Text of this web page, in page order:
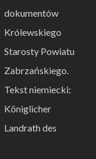
dokumentów
Królewskiego
Starosty Powiatu
Zabrzańskiego.
Tekst niemiecki:
Königlicher
Landrath des